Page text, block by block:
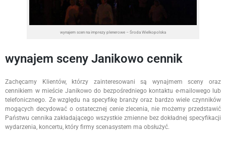
wynajem scen na imprezy plenerowe – Środa Wielkopolska
wynajem sceny Janikowo cennik
Zachęcamy Klientów, którzy zainteresowani są wynajmem sceny oraz
cennikiem w mieście Janikowo do bezpośredniego kontaktu e-mailowego lub
telefonicznego. Ze względu na specyfikę branży oraz bardzo wiele czynników
mogących decydować o ostatecznej cenie zlecenia, nie możemy przedstawić
Państwu cennika zakładającego wszystkie zmienne bez dokładnej specyfikacji
wydarzenia, koncertu, który firmy scenasystem ma obsłużyć.